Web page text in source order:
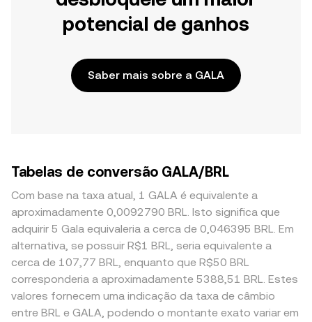
potencial de ganhos
Saber mais sobre a GALA
Tabelas de conversão GALA/BRL
Com base na taxa atual, 1 GALA é equivalente a
aproximadamente 0,0092790 BRL. Isto significa que
adquirir 5 Gala equivaleria a cerca de 0,046395 BRL. Em
alternativa, se possuir R$1 BRL, seria equivalente a
cerca de 107,77 BRL, enquanto que R$50 BRL
corresponderia a aproximadamente 5388,51 BRL. Estes
valores fornecem uma indicação da taxa de câmbio
entre BRL e GALA, podendo o montante exato variar em